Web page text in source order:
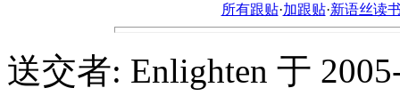
所有跟贴·加跟贴·新语丝读
送交者: Enlighten 于